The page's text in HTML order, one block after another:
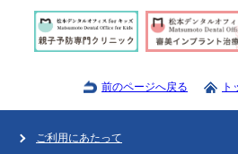
前のページへ戻る ト
ご利用にあたって